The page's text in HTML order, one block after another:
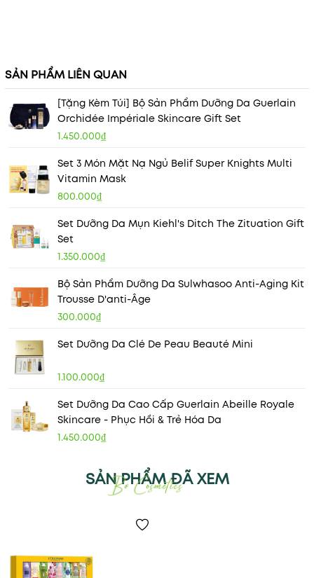
SẢN PHẨM LIÊN QUAN
[Tặng Kèm Túi] Bộ Sản Phẩm Dưỡng Da Guerlain
Orchidée Impériale Skincare Gift Set
1.450.000₫
Set 3 Món Mặt Nạ Ngủ Belif Super Knights Multi
Vitamin Mask
800.000₫
Set Dưỡng Da Mụn Kiehl's Ditch The Zituation Gift
Set
1.350.000₫
Bộ Sản Phẩm Dưỡng Da Sulwhasoo Anti-Aging Kit
Trousse D'anti-Âge
300.000₫
Set Dưỡng Da Clé De Peau Beauté Mini
1.100.000₫
Set Dưỡng Da Cao Cấp Guerlain Abeille Royale
Skincare - Phục Hồi & Trẻ Hóa Da
1.450.000₫
SẢN PHẨM ĐÃ XEM